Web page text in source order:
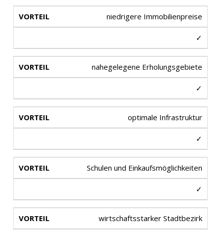
niedrigere Immobilienpreise
✓
nahegelegene Erholungsgebiete
✓
optimale Infrastruktur
✓
Schulen und Einkaufsmöglichkeiten
✓
wirtschaftsstarker Stadtbezirk